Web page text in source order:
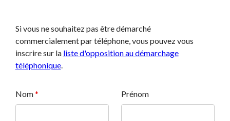
Si vous ne souhaitez pas être démarché
commercialement par téléphone, vous pouvez vous
inscrire sur la liste d'opposition au démarchage
téléphonique.
Nom* Prénom